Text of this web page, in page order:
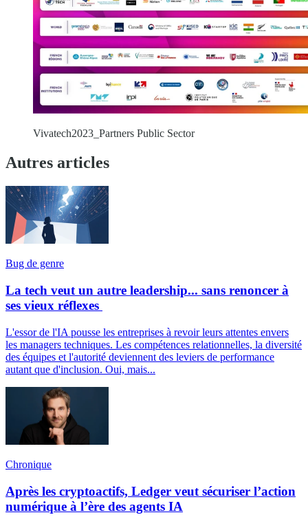
Vivatech2023_Partners Public Sector
Autres articles
Bug de genre
La tech veut un autre leadership... sans renoncer à
ses vieux réflexes
L'essor de l'IA pousse les entreprises à revoir leurs attentes envers
les managers techniques. Les compétences relationnelles, la diversité
des équipes et l'autorité deviennent des leviers de performance
autant que d'inclusion. Oui, mais...
Chronique
Après les cryptoactifs, Ledger veut sécuriser l’action
numérique à l’ère des agents IA